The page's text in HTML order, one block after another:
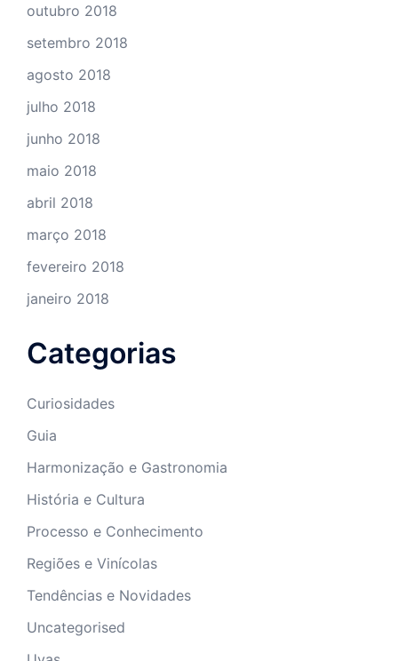
outubro 2018
setembro 2018
agosto 2018
julho 2018
junho 2018
maio 2018
abril 2018
março 2018
fevereiro 2018
janeiro 2018
Categorias
Curiosidades
Guia
Harmonização e Gastronomia
História e Cultura
Processo e Conhecimento
Regiões e Vinícolas
Tendências e Novidades
Uncategorised